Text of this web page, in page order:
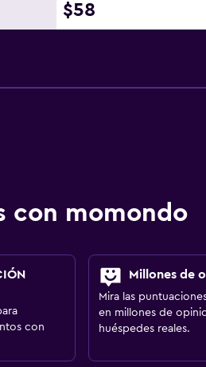
$58
con momondo
con
Millones de
Mira las
en millones de
huéspedes reales.